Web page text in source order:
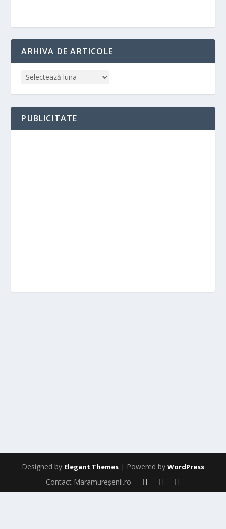
ARHIVA DE ARTICOLE
PUBLICITATE
Designed by Elegant Themes | Powered by WordPress
Contact Maramureșenii.ro